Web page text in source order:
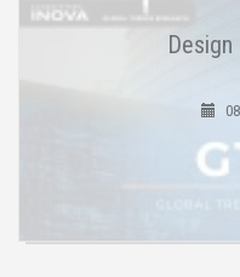
Design